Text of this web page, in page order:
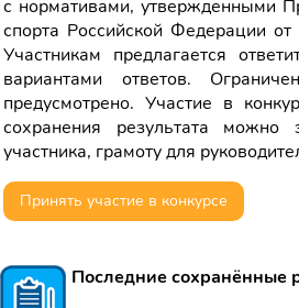
с нормативами, утвержденными
спорта Российской Федерации
Участникам предлагается
вариантами ответов.
предусмотрено. Участие в
сохранения результата можно
участника, грамоту для
Принять участие в конкурсе
Последние сохранённые